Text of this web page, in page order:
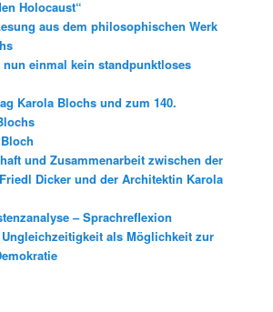
Holocaust“
aus dem philosophischen Werk
einmal kein standpunktloses
Karola Blochs und zum 140.
und Zusammenarbeit zwischen der
Dicker und der Architektin Karola
– Sprachreflexion
als Möglichkeit zur